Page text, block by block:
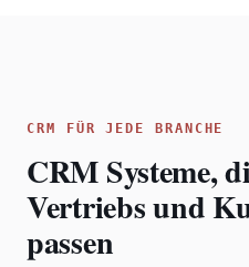
CRM FÜR JEDE BRANCHE
CRM Systeme,
Vertriebs und
passen